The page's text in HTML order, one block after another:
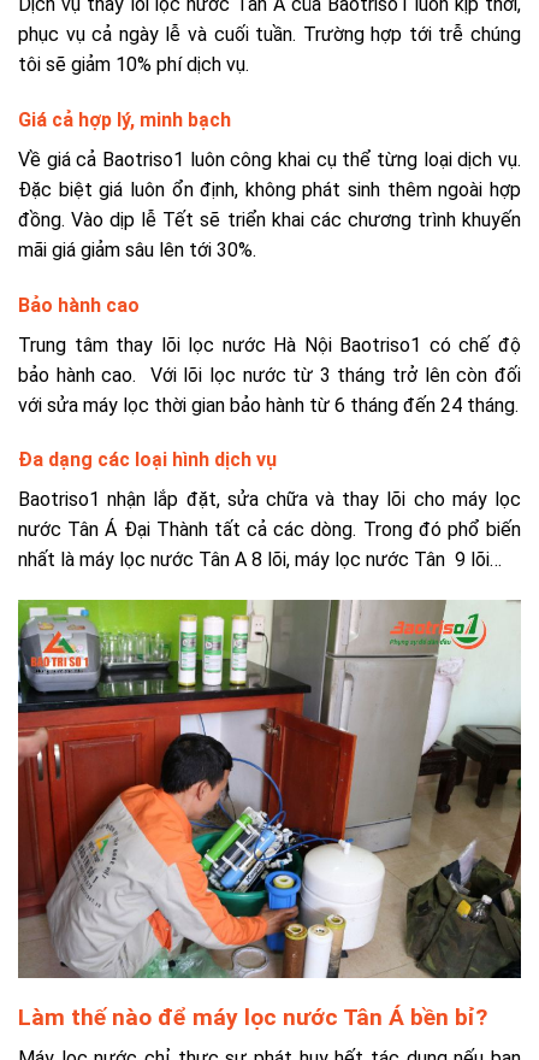
phục vụ cả ngày lễ và cuối tuần. Trường hợp tới trễ chúng
tôi sẽ giảm 10% phí dịch vụ.
Giá cả hợp lý, minh bạch
Về giá cả Baotriso1 luôn công khai cụ thể từng loại dịch vụ.
Đặc biệt giá luôn ổn định, không phát sinh thêm ngoài hợp
đồng. Vào dịp lễ Tết sẽ triển khai các chương trình khuyến
mãi giá giảm sâu lên tới 30%.
Bảo hành cao
Trung tâm thay lõi lọc nước Hà Nội Baotriso1 có chế độ
bảo hành cao. Với lõi lọc nước từ 3 tháng trở lên còn đối
với sửa máy lọc thời gian bảo hành từ 6 tháng đến 24 tháng.
Đa dạng các loại hình dịch vụ
Baotriso1 nhận lắp đặt, sửa chữa và thay lõi cho máy lọc
nước Tân Á Đại Thành tất cả các dòng. Trong đó phổ biến
nhất là máy lọc nước Tân A 8 lõi, máy lọc nước Tân 9 lõi…
Làm thế nào để máy lọc nước Tân Á bền bỉ?